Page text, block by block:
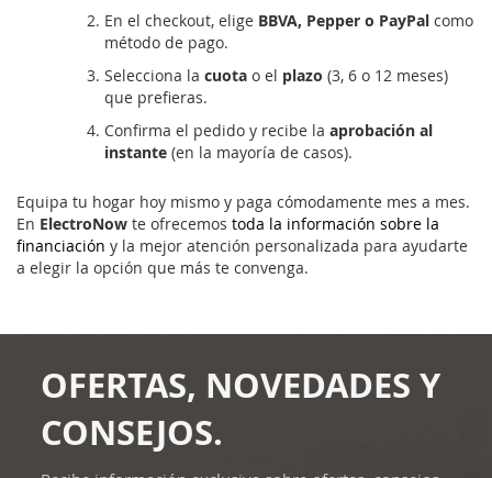
En el checkout, elige BBVA, Pepper o PayPal como
método de pago.
Selecciona la cuota o el plazo (3, 6 o 12 meses)
que prefieras.
Confirma el pedido y recibe la aprobación al
instante (en la mayoría de casos).
Equipa tu hogar hoy mismo y paga cómodamente mes a mes.
En ElectroNow te ofrecemos toda la información sobre la
financiación y la mejor atención personalizada para ayudarte
a elegir la opción que más te convenga.
OFERTAS, NOVEDADES Y
CONSEJOS.